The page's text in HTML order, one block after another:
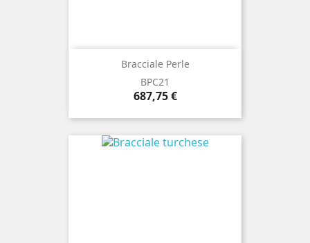
Bracciale Perle
BPC21
Prezzo
687,75 €